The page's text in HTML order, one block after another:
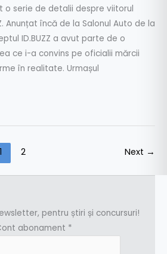
o serie de detalii despre viitorul
Anunțat încă de la Salonul Auto de la
ID.BUZZ a avut parte de o
ce i-a convins pe oficialii mărcii
în realitate. Urmașul
1 2 Next →
pentru știri și concursuri!
abonament *